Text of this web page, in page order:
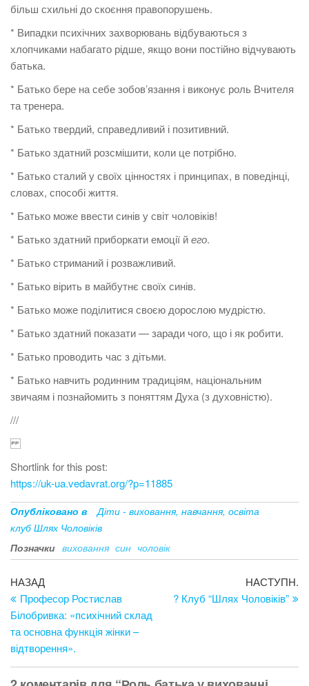
більш схильні до скоєння правопорушень.
* Випадки психічних захворювань відбуваються з
хлопчиками набагато рідше, якщо вони постійно відчувають
батька.
* Батько бере на себе зобов’язання і виконує роль Вчителя
та тренера.
* Батько твердий, справедливий і позитивний.
* Батько здатний розсмішити, коли це потрібно.
* Батько сталий у своїх цінностях і принципах, в поведінці,
словах, способі життя.
* Батько може ввести синів у світ чоловіків!
* Батько здатний приборкати емоції йего.
* Батько стриманий і розважливий.
* Батько вірить в майбутнє своїх синів.
* Батько може поділитися своєю дорослою мудрістю.
* Батько здатний показати — заради чого, що і як робити.
* Батько проводить час з дітьми.
* Батько навчить родинним традиціям, національним
звичаям і познайомить з поняттям Духа (з духовністю).
///
Shortlink for this post:
https://uk-ua.vedavrat.org/?p=11885
Опубліковано в
Діти - виховання, навчання, освіта
клуб Шлях Чоловіків
Позначки виховання син чоловік
Навігація
записів
Попередній
запис
НАЗАД
Професор Ростислав
Білобривка: «психічний склад
та основна функція жінки –
відтворення».
НАСТУПН.
? Клуб “Шлях Чоловіків”